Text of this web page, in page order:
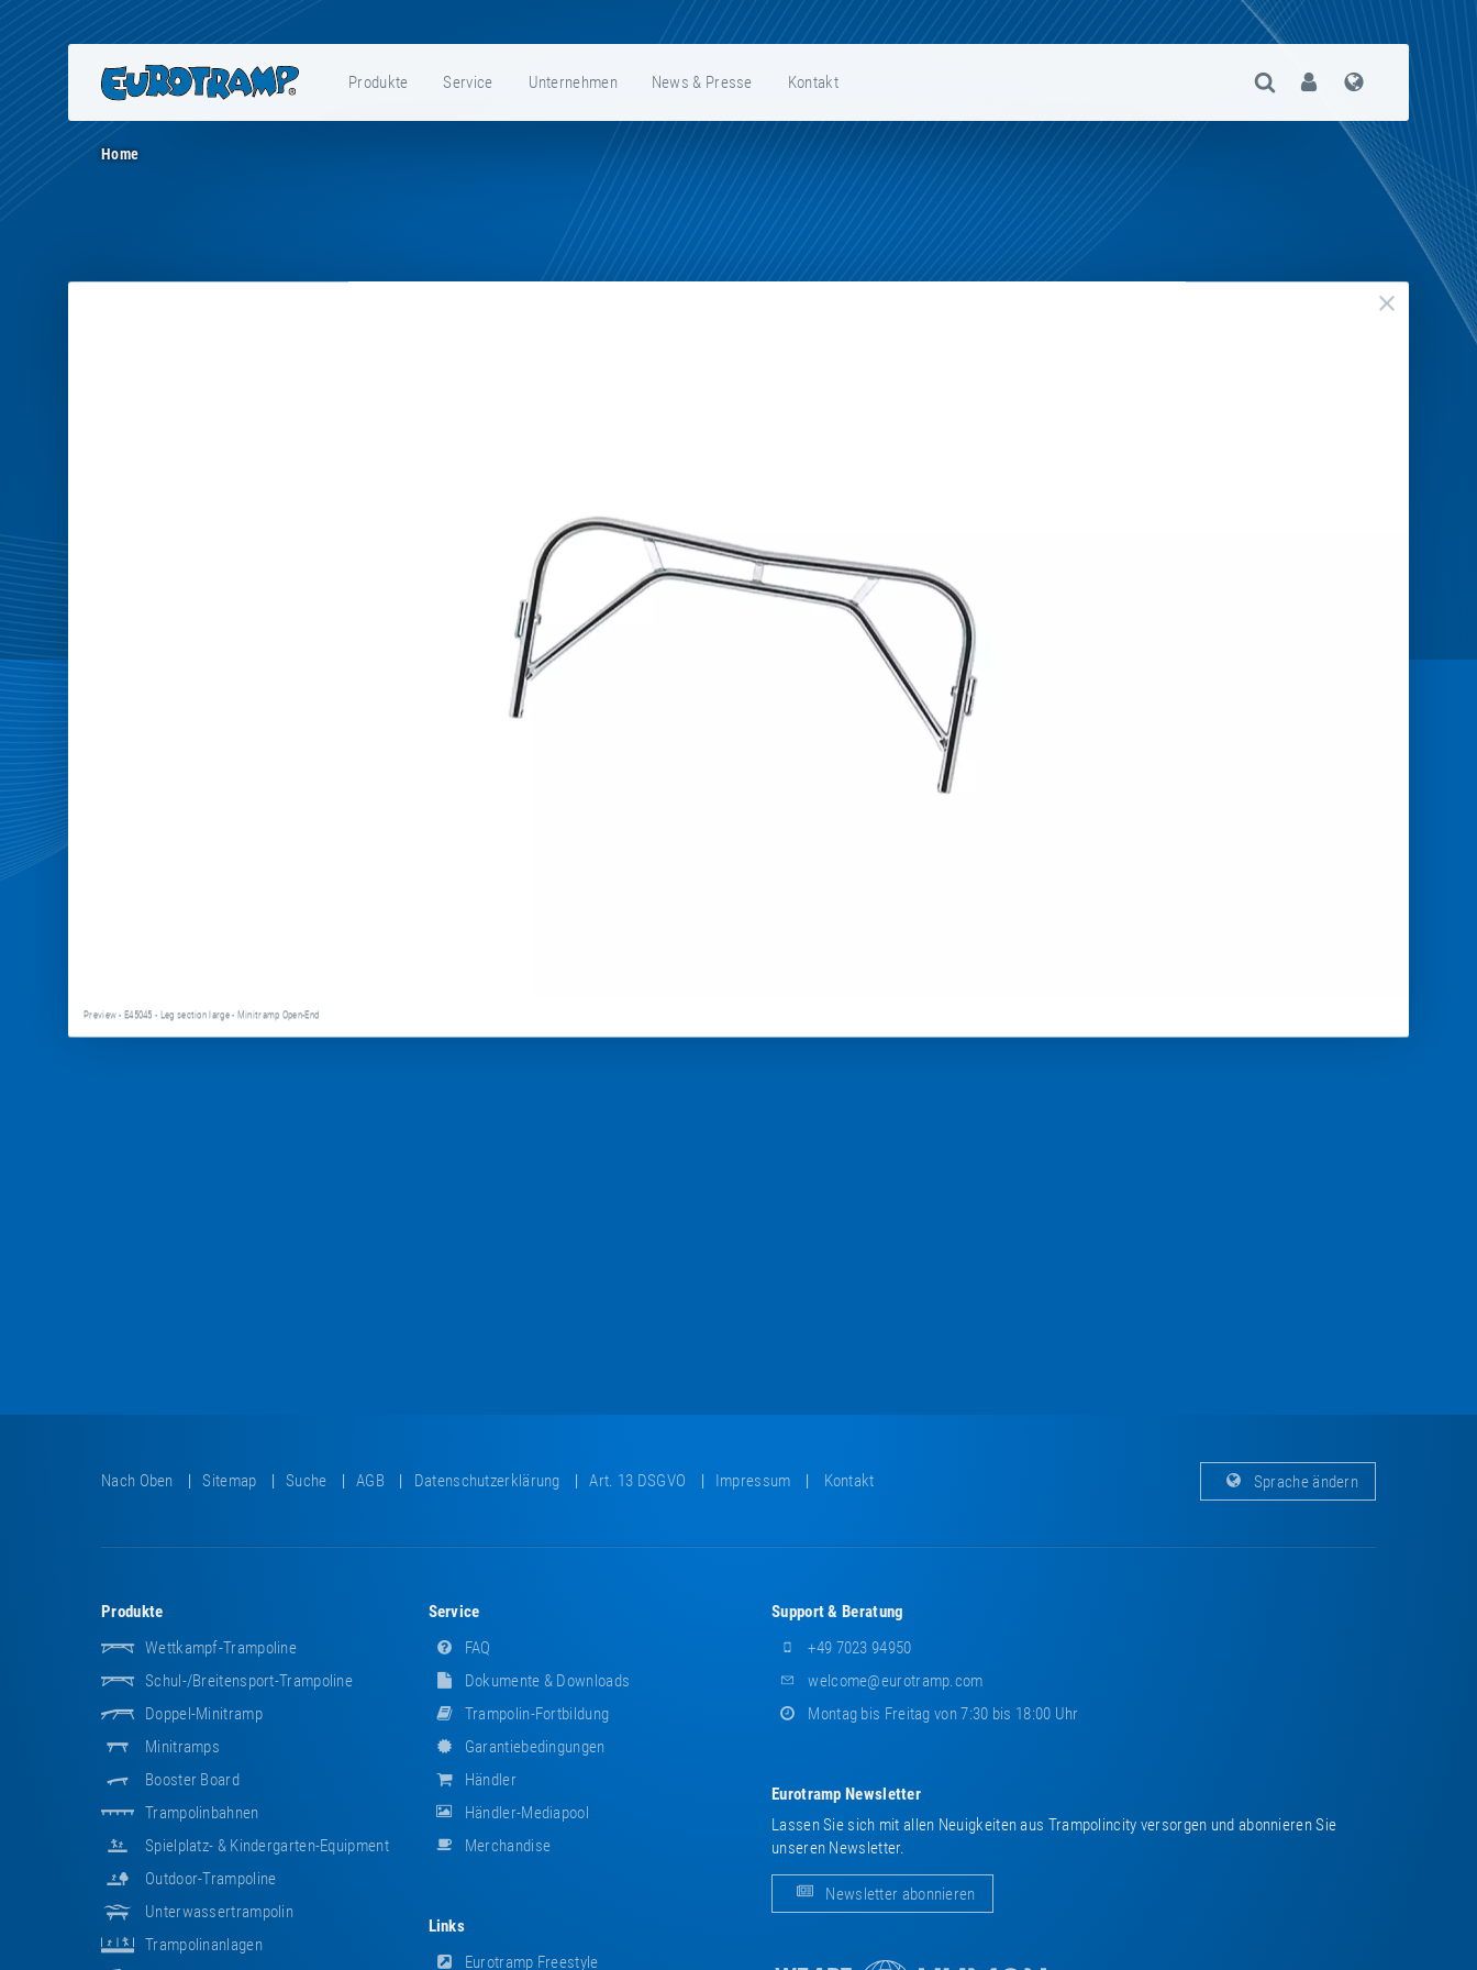
Produkte Service Unternehmen News & Presse Kontakt Suche Öffnen
User Sprache
Home
Preview - E45045 - Leg section large - Minitramp Open-End
Nach Oben Sitemap Suche AGB Datenschutzerklärung Art. 13 DSGVO Impressum Kontakt Sprache ändern
Produkte
Wettkampf-Trampoline
Schul-/Breitensport-Trampoline
Doppel-Minitramp
Minitramps
Booster Board
Trampolinbahnen
Spielplatz- & Kindergarten-Equipment
Outdoor-Trampoline
Unterwassertrampolin
Trampolinanlagen
Service
FAQ
Dokumente & Downloads
Trampolin-Fortbildung
Garantiebedingungen
Händler
Händler-Mediapool
Merchandise
Links
Eurotramp Freestyle
Support & Beratung
+49 7023 94950
welcome@eurotramp.com
Montag bis Freitag von 7:30 bis 18:00 Uhr
Eurotramp Newsletter
Lassen Sie sich mit allen Neuigkeiten aus Trampolincity versorgen und abonnieren Sie
unseren Newsletter.
Newsletter abonnieren